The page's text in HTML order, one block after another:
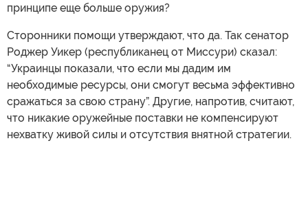
принципе еще больше оружия?
Сторонники помощи утверждают, что да. Так сенатор
Роджер Уикер (республиканец от Миссури) сказал:
“Украинцы показали, что если мы дадим им
необходимые ресурсы, они смогут весьма эффективно
сражаться за свою страну”. Другие, напротив, считают,
что никакие оружейные поставки не компенсируют
нехватку живой силы и отсутствия внятной стратегии.